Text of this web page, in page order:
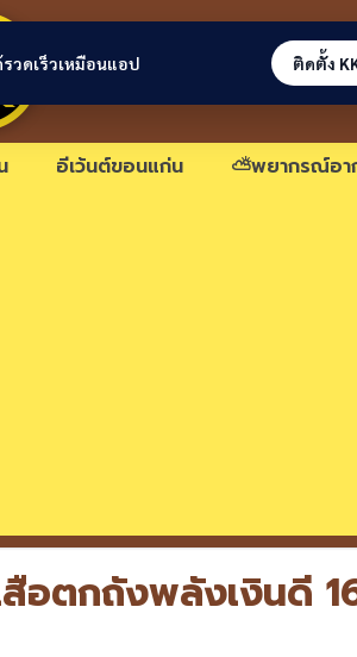
ขอนแก่นลิงก์
อีเว้นต์ขอนแก่น ⛅พยากรณ์อา
อตกถังพลังเงินดี
วดเร็วเหมือนแอป ติดตั้ง